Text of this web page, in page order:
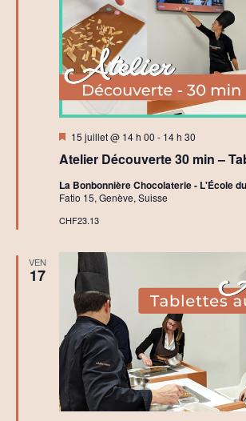
l
a
t
C
r
é
a
t
Atelier Découverte 30 min –
Mis
avant
15 juillet @ 14 h 00 - 14 h 30
La Bonbonnière Chocolaterie - L'École
Fatio 15, Genève, Suisse
CHF23.13
VEN
17